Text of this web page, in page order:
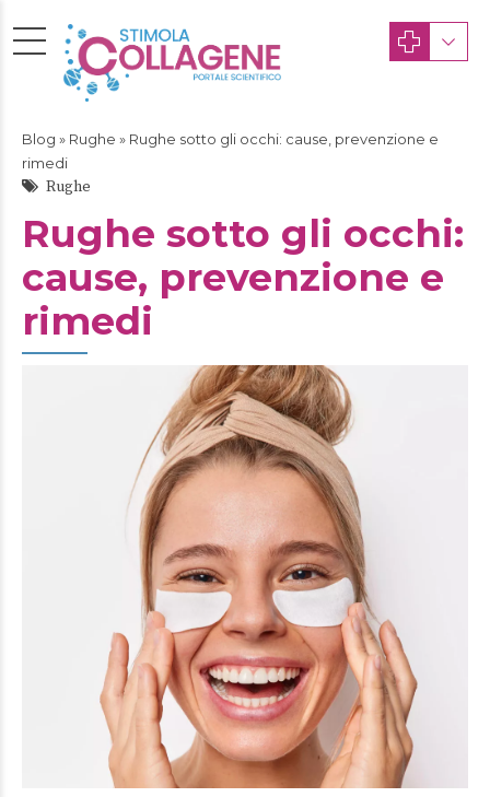
Blog » Rughe » Rughe sotto gli occhi: cause, prevenzione e
rimedi
Rughe
Rughe sotto gli occhi:
cause, prevenzione e
rimedi